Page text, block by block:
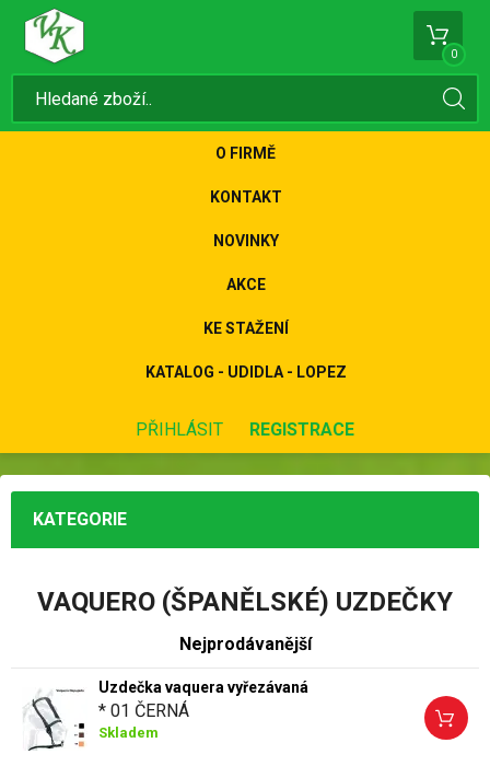
0
O FIRMĚ
KONTAKT
NOVINKY
AKCE
KE STAŽENÍ
KATALOG - UDIDLA - LOPEZ
PŘIHLÁSIT REGISTRACE
KATEGORIE
VAQUERO (ŠPANĚLSKÉ) UZDEČKY
Nejprodávanější
Uzdečka vaquera vyřezávaná
* 01 ČERNÁ
Skladem